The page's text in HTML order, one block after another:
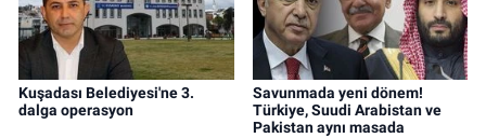
Kuşadası Belediyesi'ne 3.
dalga operasyon
Savunmada yeni dönem!
Türkiye, Suudi Arabistan ve
Pakistan aynı masada